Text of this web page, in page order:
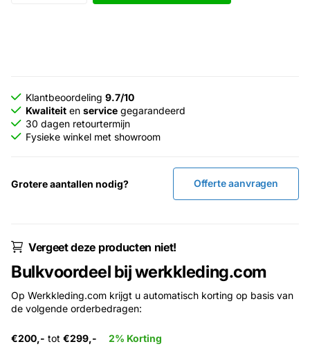
Klantbeoordeling 9.7/10
Kwaliteit en service gegarandeerd
30 dagen retourtermijn
Fysieke winkel met showroom
Grotere aantallen nodig? Offerte aanvragen
Vergeet deze producten niet!
Bulkvoordeel bij werkkleding.com
Op Werkkleding.com krijgt u automatisch korting op basis van
de volgende orderbedragen:
€200,- tot €299,-
2% Korting